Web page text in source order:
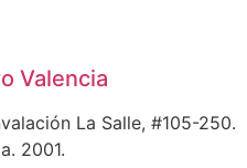
Valencia
La Salle, #105-250.
2001.